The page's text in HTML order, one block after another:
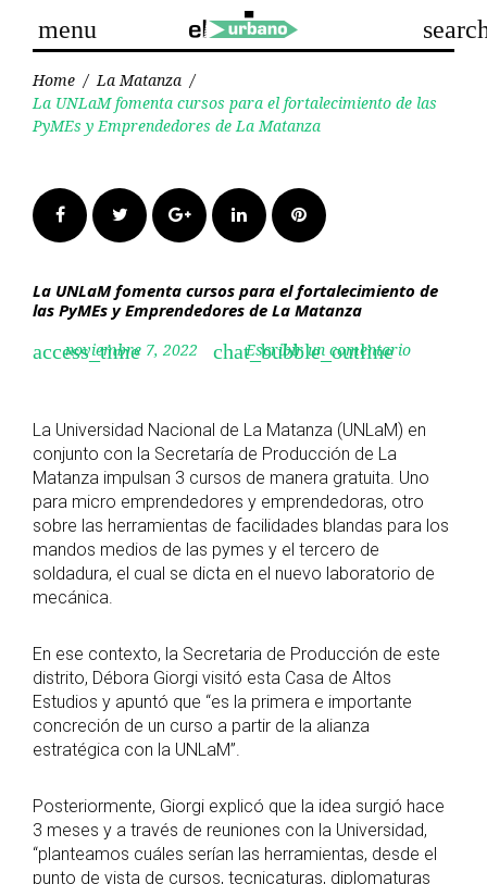
content
menu
Home / La Matanza /
La UNLaM fomenta cursos para el fortalecimiento de las
PyMEs y Emprendedores de La Matanza
FacebookTwitter Google+LinkedInPinterest
La UNLaM fomenta cursos para el fortalecimiento de
las PyMEs y Emprendedores de La Matanza
access_time
noviembre 7, 2022 chat_bubble_outline
Escribir un comentario
La Universidad Nacional de La Matanza (UNLaM) en
conjunto con la Secretaría de Producción de La
Matanza impulsan 3 cursos de manera gratuita. Uno
para micro emprendedores y emprendedoras, otro
sobre las herramientas de facilidades blandas para los
mandos medios de las pymes y el tercero de
soldadura, el cual se dicta en el nuevo laboratorio de
mecánica.
En ese contexto, la Secretaria de Producción de este
distrito, Débora Giorgi visitó esta Casa de Altos
Estudios y apuntó que “es la primera e importante
concreción de un curso a partir de la alianza
estratégica con la UNLaM”.
Posteriormente, Giorgi explicó que la idea surgió hace
3 meses y a través de reuniones con la Universidad,
“planteamos cuáles serían las herramientas, desde el
punto de vista de cursos, tecnicaturas, diplomaturas